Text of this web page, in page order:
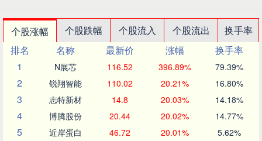
个股涨幅 个股跌幅 个股流入 个股流出
换手率
排名
名称 最新价 涨幅
换手率
1
N展芯 116.52 396.89% 79.39%
2 锐翔智能 110.02 20.21% 16.80%
3 志特新材 14.8 20.03% 14.18%
4 博腾股份 20.44 20.02% 14.77%
5 近岸蛋白 46.72 20.01% 5.62%